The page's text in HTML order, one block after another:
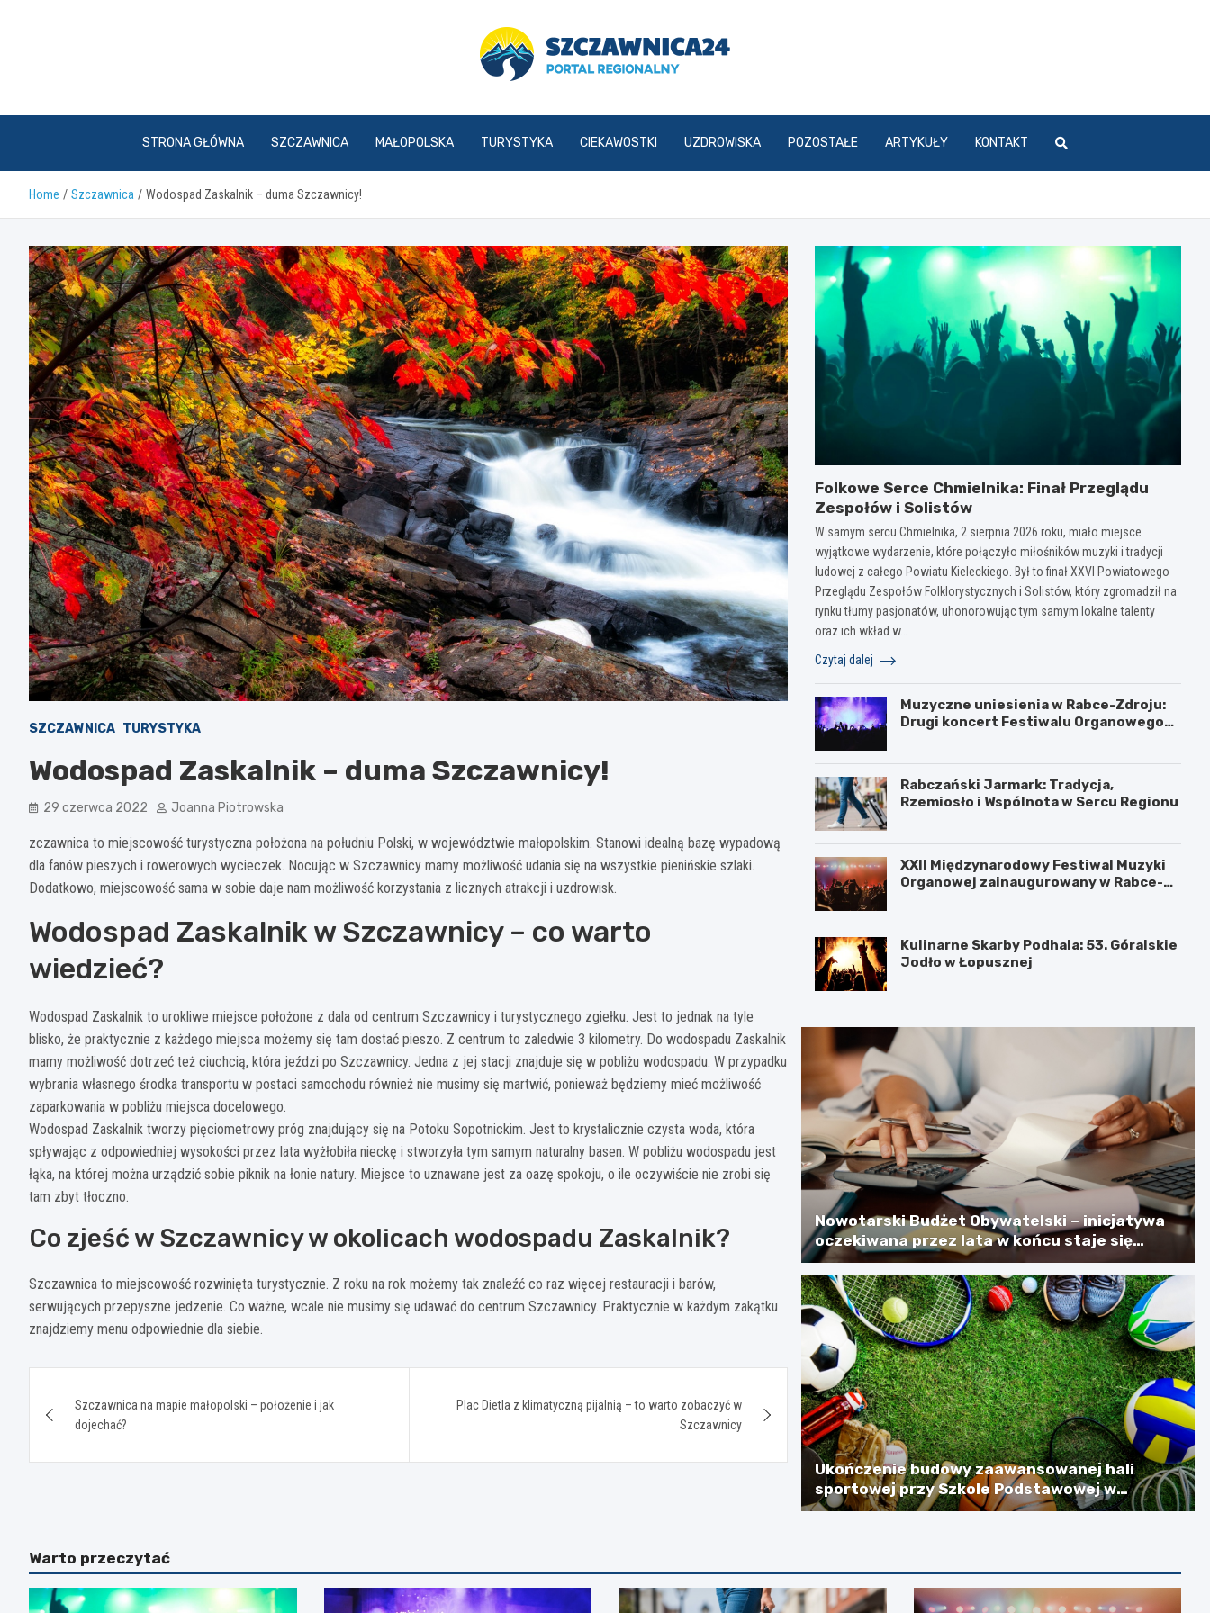
szczawnica24.pl
STRONA GŁÓWNA SZCZAWNICA MAŁOPOLSKA TURYSTYKA CIEKAWOSTKI UZDROWISKA POZOSTAŁE ARTYKUŁY KONTAKT
Home Szczawnica Wodospad Zaskalnik – duma Szczawnicy!
SZCZAWNICA TURYSTYKA
Wodospad Zaskalnik – duma Szczawnicy!
29 czerwca 2022 Joanna Piotrowska
zczawnica to miejscowość turystyczna położona na południu Polski, w województwie małopolskim. Stanowi idealną bazę wypadową
dla fanów pieszych i rowerowych wycieczek. Nocując w Szczawnicy mamy możliwość udania się na wszystkie pienińskie szlaki.
Dodatkowo, miejscowość sama w sobie daje nam możliwość korzystania z licznych atrakcji i uzdrowisk.
Wodospad Zaskalnik w Szczawnicy – co warto
wiedzieć?
Wodospad Zaskalnik to urokliwe miejsce położone z dala od centrum Szczawnicy i turystycznego zgiełku. Jest to jednak na tyle
blisko, że praktycznie z każdego miejsca możemy się tam dostać pieszo. Z centrum to zaledwie 3 kilometry. Do wodospadu Zaskalnik
mamy możliwość dotrzeć też ciuchcią, która jeździ po Szczawnicy. Jedna z jej stacji znajduje się w pobliżu wodospadu. W przypadku
wybrania własnego środka transportu w postaci samochodu również nie musimy się martwić, ponieważ będziemy mieć możliwość
zaparkowania w pobliżu miejsca docelowego.
Wodospad Zaskalnik tworzy pięciometrowy próg znajdujący się na Potoku Sopotnickim. Jest to krystalicznie czysta woda, która
spływając z odpowiedniej wysokości przez lata wyżłobiła nieckę i stworzyła tym samym naturalny basen. W pobliżu wodospadu jest
łąka, na której można urządzić sobie piknik na łonie natury. Miejsce to uznawane jest za oazę spokoju, o ile oczywiście nie zrobi się
tam zbyt tłoczno.
Co zjeść w Szczawnicy w okolicach wodospadu Zaskalnik?
Szczawnica to miejscowość rozwinięta turystycznie. Z roku na rok możemy tak znaleźć co raz więcej restauracji i barów,
serwujących przepyszne jedzenie. Co ważne, wcale nie musimy się udawać do centrum Szczawnicy. Praktycznie w każdym zakątku
znajdziemy menu odpowiednie dla siebie.
wpisu
Szczawnica na mapie małopolski – położenie i jak
dojechać?
Plac Dietla z klimatyczną pijalnią – to warto zobaczyć w
Szczawnicy
Folkowe Serce Chmielnika: Finał Przeglądu
Zespołów i Solistów
W samym sercu Chmielnika, 2 sierpnia 2026 roku, miało miejsce
wyjątkowe wydarzenie, które połączyło miłośników muzyki i tradycji
ludowej z całego Powiatu Kieleckiego. Był to finał XXVI Powiatowego
Przeglądu Zespołów Folklorystycznych i Solistów, który zgromadził na
rynku tłumy pasjonatów, uhonorowując tym samym lokalne talenty
oraz ich wkład w…
Czytaj dalej
Muzyczne uniesienia w Rabce-Zdroju:
Drugi koncert Festiwalu Organowego
Rabczański Jarmark: Tradycja,
Rzemiosło i Wspólnota w Sercu Regionu
XXII Międzynarodowy Festiwal Muzyki
Organowej zainaugurowany w Rabce-
Kulinarne Skarby Podhala: 53. Góralskie
Jodło w Łopusznej
Nowotarski Budżet Obywatelski – inicjatywa
oczekiwana przez lata w końcu staje się
rzeczywistością
Ukończenie budowy zaawansowanej hali
sportowej przy Szkole Podstawowej w
Szlachtowej
Warto przeczytać